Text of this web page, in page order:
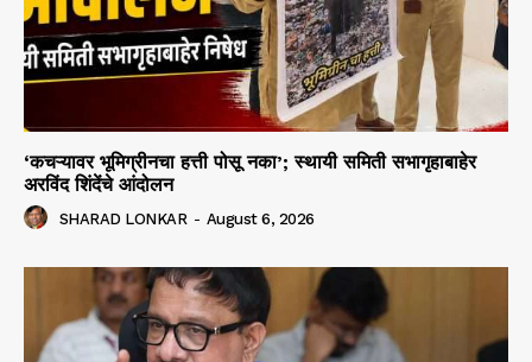
‘कचऱ्यावर भूमिग्रीनचा हत्ती पोसू नका’; स्थायी समिती सभागृहाबाहेर
अरविंद शिंदेंचे आंदोलन
SHARAD LONKAR - August 6, 2026